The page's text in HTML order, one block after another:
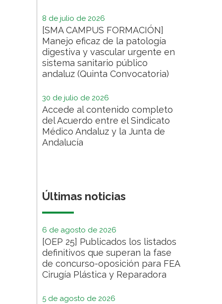
8 de julio de 2026
[SMA CAMPUS FORMACIÓN]
Manejo eficaz de la patología
digestiva y vascular urgente en
sistema sanitario público
andaluz (Quinta Convocatoria)
30 de julio de 2026
Accede al contenido completo
del Acuerdo entre el Sindicato
Médico Andaluz y la Junta de
Andalucía
Últimas noticias
6 de agosto de 2026
[OEP 25] Publicados los listados
definitivos que superan la fase
de concurso-oposición para FEA
Cirugía Plástica y Reparadora
5 de agosto de 2026